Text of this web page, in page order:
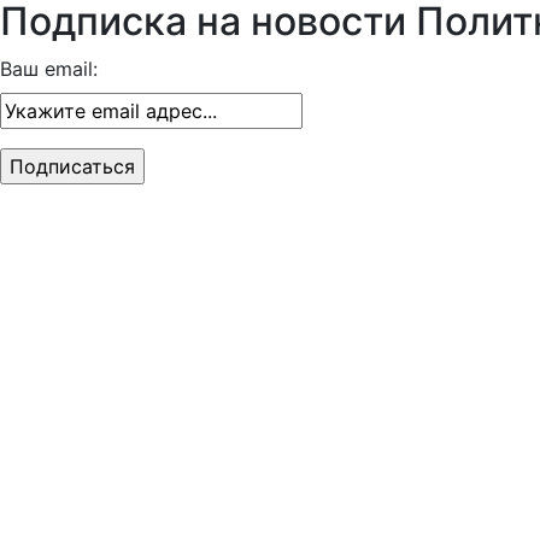
Подписка на новости
Ваш email: